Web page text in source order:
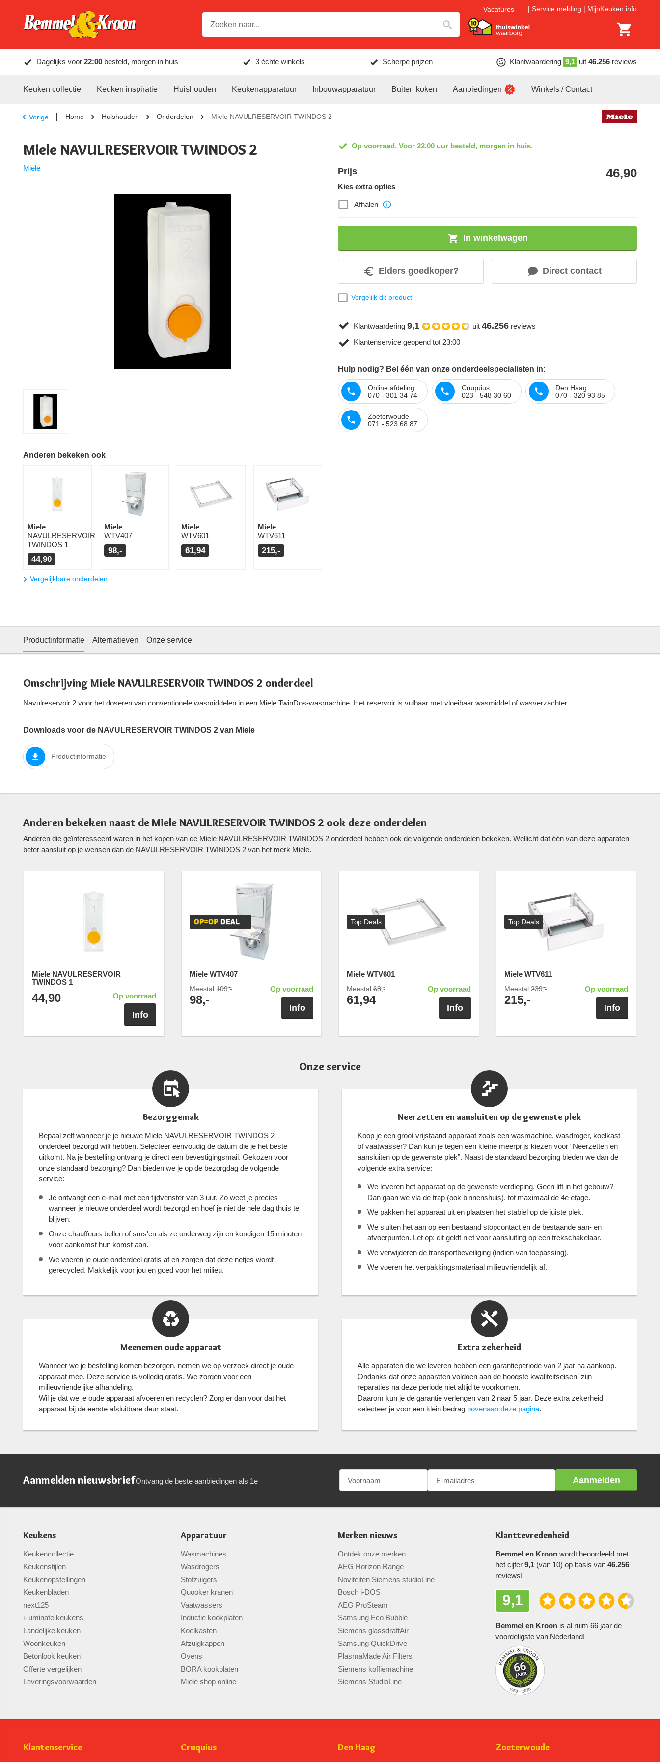
Vacatures Service melding MijnKeuken info
Dagelijks voor 22:00 besteld, morgen in huis 3 échte winkels Scherpe prijzen Klantwaardering 9,1 uit 46.256 reviews
Keuken collectie Keuken inspiratie Huishouden Keukenapparatuur Inbouwapparatuur Buiten koken Aanbiedingen Winkels / Contact
Vorige Home Huishouden Onderdelen Miele NAVULRESERVOIR TWINDOS 2
Miele NAVULRESERVOIR TWINDOS 2
Miele
Anderen bekeken ook
Miele
NAVULRESERVOIR
TWINDOS 1
44,90
Miele
WTV407
98,-
Miele
WTV601
61,94
Miele
WTV611
215,-
Vergelijkbare onderdelen
Op voorraad. Voor 22.00 uur besteld, morgen in huis.
Prijs 46,90
Kies extra opties
Afhalen
In winkelwagen
Elders goedkoper? Direct contact
Vergelijk dit product
Klantwaardering 9,1 uit 46.256 reviews
Klantenservice geopend tot 23:00
Hulp nodig? Bel één van onze onderdeelspecialisten in:
Online afdeling
070 - 301 34 74
Cruquius
023 - 548 30 60
Den Haag
070 - 320 93 85
Zoeterwoude
071 - 523 68 87
Productinformatie Alternatieven Onze service
Omschrijving Miele NAVULRESERVOIR TWINDOS 2 onderdeel
Navulreservoir 2 voor het doseren van conventionele wasmiddelen in een Miele TwinDos-wasmachine. Het reservoir is vulbaar met vloeibaar wasmiddel of wasverzachter.
Downloads voor de NAVULRESERVOIR TWINDOS 2 van Miele
Productinformatie
Anderen bekeken naast de Miele NAVULRESERVOIR TWINDOS 2 ook deze onderdelen
Anderen die geïnteresseerd waren in het kopen van de Miele NAVULRESERVOIR TWINDOS 2 onderdeel hebben ook de volgende onderdelen bekeken. Wellicht dat één van deze apparaten
beter aansluit op je wensen dan de NAVULRESERVOIR TWINDOS 2 van het merk Miele.
Miele NAVULRESERVOIR
TWINDOS 1
44,90 Op voorraad
Info
Miele WTV407
Meestal 109,-
98,-
Op voorraad
Info
Top Deals
Miele WTV601
Meestal 68,-
61,94
Op voorraad
Info
Top Deals
Miele WTV611
Meestal 239,-
215,-
Op voorraad
Info
Onze service
Bezorggemak
Bepaal zelf wanneer je je nieuwe Miele NAVULRESERVOIR TWINDOS 2
onderdeel bezorgd wilt hebben. Selecteer eenvoudig de datum die je het beste
uitkomt. Na je bestelling ontvang je direct een bevestigingsmail. Gekozen voor
onze standaard bezorging? Dan bieden we je op de bezorgdag de volgende
service:
Je ontvangt een e-mail met een tijdvenster van 3 uur. Zo weet je precies
wanneer je nieuwe onderdeel wordt bezorgd en hoef je niet de hele dag thuis te
blijven.
Onze chauffeurs bellen of sms'en als ze onderweg zijn en kondigen 15 minuten
voor aankomst hun komst aan.
We voeren je oude onderdeel gratis af en zorgen dat deze netjes wordt
gerecycled. Makkelijk voor jou en goed voor het milieu.
Neerzetten en aansluiten op de gewenste plek
Koop je een groot vrijstaand apparaat zoals een wasmachine, wasdroger, koelkast
of vaatwasser? Dan kun je tegen een kleine meerprijs kiezen voor “Neerzetten en
aansluiten op de gewenste plek”. Naast de standaard bezorging bieden we dan de
volgende extra service:
We leveren het apparaat op de gewenste verdieping. Geen lift in het gebouw?
Dan gaan we via de trap (ook binnenshuis), tot maximaal de 4e etage.
We pakken het apparaat uit en plaatsen het stabiel op de juiste plek.
We sluiten het aan op een bestaand stopcontact en de bestaande aan- en
afvoerpunten. Let op: dit geldt niet voor aansluiting op een trekschakelaar.
We verwijderen de transportbeveiliging (indien van toepassing).
We voeren het verpakkingsmateriaal milieuvriendelijk af.
Meenemen oude apparaat
Wanneer we je bestelling komen bezorgen, nemen we op verzoek direct je oude
apparaat mee. Deze service is volledig gratis. We zorgen voor een
milieuvriendelijke afhandeling.
Wil je dat we je oude apparaat afvoeren en recyclen? Zorg er dan voor dat het
apparaat bij de eerste afsluitbare deur staat.
Extra zekerheid
Alle apparaten die we leveren hebben een garantieperiode van 2 jaar na aankoop.
Ondanks dat onze apparaten voldoen aan de hoogste kwaliteitseisen, zijn
reparaties na deze periode niet altijd te voorkomen.
Daarom kun je de garantie verlengen van 2 naar 5 jaar. Deze extra zekerheid
selecteer je voor een klein bedrag bovenaan deze pagina.
Aanmelden nieuwsbriefOntvang de beste aanbiedingen als 1e Aanmelden
Keukens
Keukencollectie
Keukenstijlen
Keukenopstellingen
Keukenbladen
next125
i-luminate keukens
Landelijke keuken
Woonkeuken
Betonlook keuken
Offerte vergelijken
Leveringsvoorwaarden
Apparatuur
Wasmachines
Wasdrogers
Stofzuigers
Quooker kranen
Vaatwassers
Inductie kookplaten
Koelkasten
Afzuigkappen
Ovens
BORA kookplaten
Miele shop online
Merken nieuws
Ontdek onze merken
AEG Horizon Range
Noviteiten Siemens studioLine
Bosch i-DOS
AEG ProSteam
Samsung Eco Bubble
Siemens glassdraftAir
Samsung QuickDrive
PlasmaMade Air Filters
Siemens koffiemachine
Siemens StudioLine
Klanttevredenheid
Bemmel en Kroonwordt beoordeeld met
het cijfer 9,1(van 10) op basis van 46.256
reviews!
9,1
Bemmel en Kroonis al ruim 66 jaar de
voordeligste van Nederland!
Klantenservice Cruquius Den Haag Zoeterwoude